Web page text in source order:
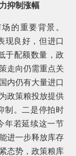
抑制涨幅
的重要背景。
现良好，但进口
于配额数量，政
走向仍需重点关
内仍有大量进口
政策粮投放提供
制。二是停拍时
年若延续这一节
进一步释放库存
态势，政策粮库